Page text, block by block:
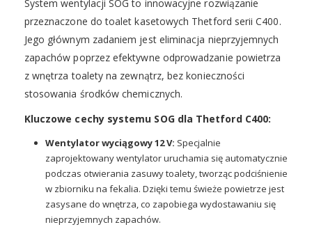
System wentylacji SOG to innowacyjne rozwiązanie
przeznaczone do toalet kasetowych Thetford serii C400.
Jego głównym zadaniem jest eliminacja nieprzyjemnych
zapachów poprzez efektywne odprowadzanie powietrza
z wnętrza toalety na zewnątrz, bez konieczności
stosowania środków chemicznych.
Kluczowe cechy systemu SOG dla Thetford C400:
Wentylator wyciągowy 12 V: Specjalnie
zaprojektowany wentylator uruchamia się automatycznie
podczas otwierania zasuwy toalety, tworząc podciśnienie
w zbiorniku na fekalia. Dzięki temu świeże powietrze jest
zasysane do wnętrza, co zapobiega wydostawaniu się
nieprzyjemnych zapachów.